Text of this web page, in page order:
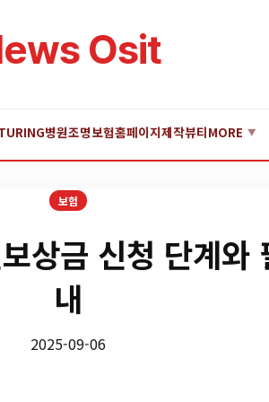
Osit
병원조명보험홈페이지제작뷰티MORE ▼
보험
상금 신청 단계와
내
2025-09-06